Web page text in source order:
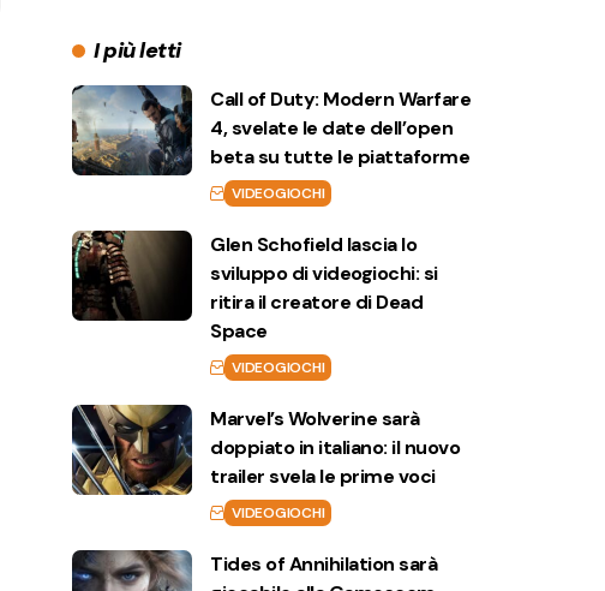
I più letti
Call of Duty: Modern Warfare
4, svelate le date dell’open
beta su tutte le piattaforme
VIDEOGIOCHI
Glen Schofield lascia lo
sviluppo di videogiochi: si
ritira il creatore di Dead
Space
VIDEOGIOCHI
Marvel’s Wolverine sarà
doppiato in italiano: il nuovo
trailer svela le prime voci
VIDEOGIOCHI
Tides of Annihilation sarà